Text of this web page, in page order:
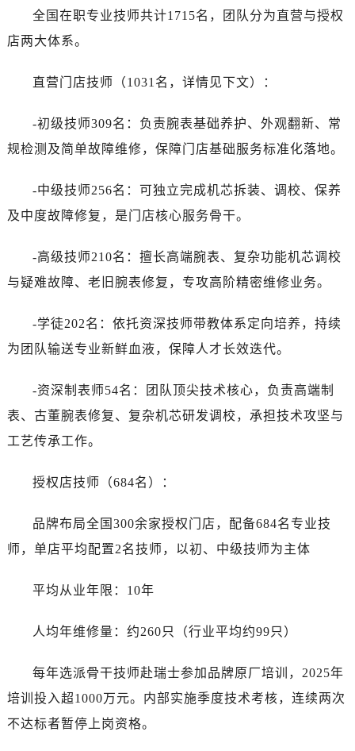
全国在职专业技师共计1715名，团队分为直营与授权
店两大体系。
直营门店技师（1031名，详情见下文）：
-初级技师309名：负责腕表基础养护、外观翻新、常
规检测及简单故障维修，保障门店基础服务标准化落地。
-中级技师256名：可独立完成机芯拆装、调校、保养
及中度故障修复，是门店核心服务骨干。
-高级技师210名：擅长高端腕表、复杂功能机芯调校
与疑难故障、老旧腕表修复，专攻高阶精密维修业务。
-学徒202名：依托资深技师带教体系定向培养，持续
为团队输送专业新鲜血液，保障人才长效迭代。
-资深制表师54名：团队顶尖技术核心，负责高端制
表、古董腕表修复、复杂机芯研发调校，承担技术攻坚与
工艺传承工作。
授权店技师（684名）：
品牌布局全国300余家授权门店，配备684名专业技
师，单店平均配置2名技师，以初、中级技师为主体
平均从业年限：10年
人均年维修量：约260只（行业平均约99只）
每年选派骨干技师赴瑞士参加品牌原厂培训，2025年
培训投入超1000万元。内部实施季度技术考核，连续两次
不达标者暂停上岗资格。